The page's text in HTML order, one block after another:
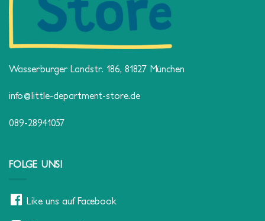
Wasserburger Landstr. 186, 81827 München
info@little-department-store.de
089-28941057
FOLGE UNS!
Like uns auf Facebook